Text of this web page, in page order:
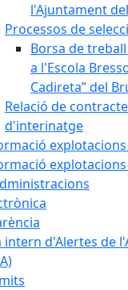
l'Ajuntament
Processos de
Borsa de
a l'Escola
Cadireta” del
Relació de
d'interinatge
explotacions
intern d'Alertes de